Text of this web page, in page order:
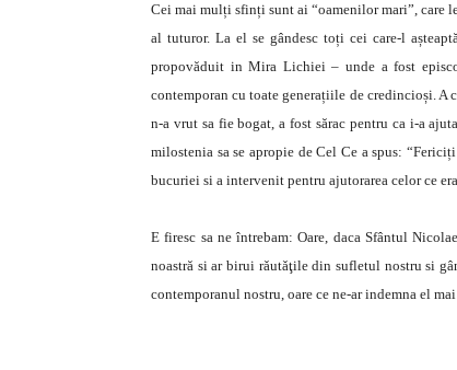
Cei mai mulți sfinți sunt ai “oamenilor mari”, care
al tuturor. La el se gândesc toți cei care-l
propovăduit in Mira Lichiei – unde a fost
contemporan cu toate generațiile de credincioși. A
n-a vrut sa fie bogat, a fost sărac pentru ca i-a
milostenia sa se apropie de Cel Ce a spus:
bucuriei si a intervenit pentru ajutorarea celor ce
E firesc sa ne întrebam: Oare, daca Sfântul
noastră si ar birui rǎutǎţile din sufletul nostru si
contemporanul nostru, oare ce ne-ar indemna el